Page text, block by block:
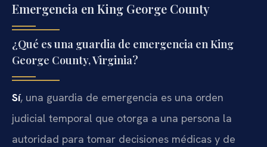
Emergencia en King George County
¿Qué es una guardia de emergencia en King
George County, Virginia?
Sí, una guardia de emergencia es una orden
judicial temporal que otorga a una persona la
autoridad para tomar decisiones médicas y de